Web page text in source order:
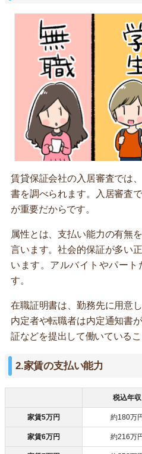
賃貸保証会社の入居審査では
書を調べられます。入居審査
が重要だからです。
属性とは、支払い能力の有無
言います。社会的保証が多い
います。アルバイトやパー
す。
在職証明書は、勤務先に用意
内定者や転職者は内定通知書
証などを提出して働いているこ
2.家賃の支払い能力
税込年収
家賃5万円 約180万
家賃6万円 約216万